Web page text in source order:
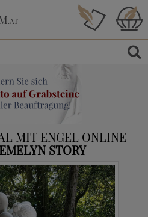
.AT
MIT ENGEL ONLINE
EMELYN STORY